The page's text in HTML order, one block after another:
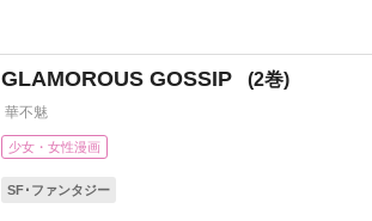
GLAMOROUS GOSSIP 2
華不魅
少女・女性漫画
SF･ファンタジー